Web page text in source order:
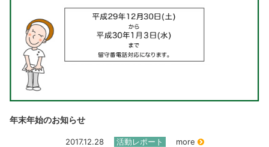
年末年始のお知らせ
2017.12.28 活動レポート more